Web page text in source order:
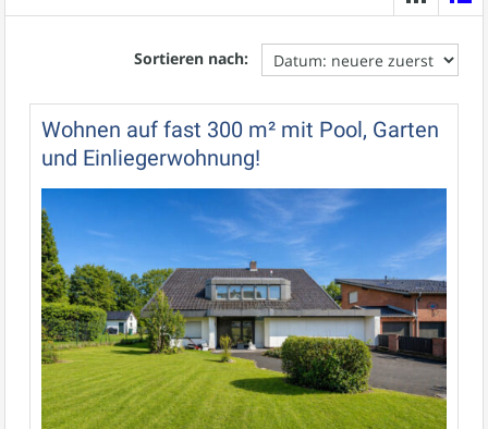
Sortieren nach:
Wohnen auf fast 300 m² mit Pool, Garten
und Einliegerwohnung!